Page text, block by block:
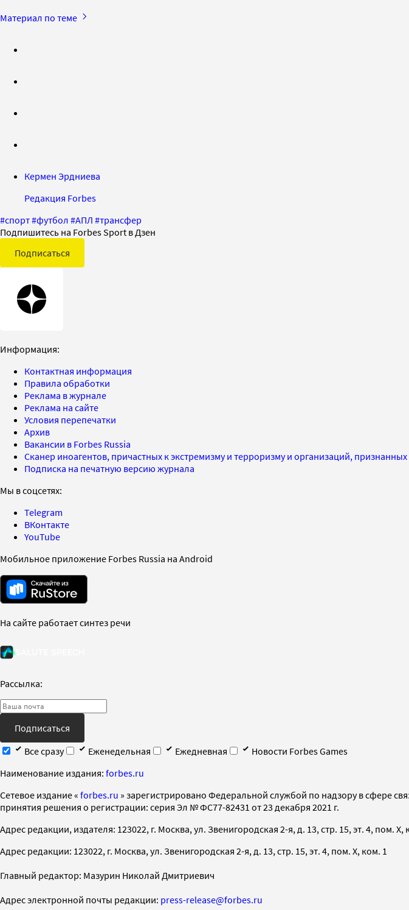
Материал по теме
Кермен Эрдниева
Редакция Forbes
#спорт#футбол #АПЛ #трансфер
Подпишитесь на Forbes Sport в Дзен
Подписаться
Информация:
Контактная информация
Правила обработки
Реклама в журнале
Реклама на сайте
Условия перепечатки
Архив
Вакансии в Forbes Russia
Сканер иноагентов, причастных к экстремизму и терроризму и организаций,
Подписка на печатную версию журнала
Мы в соцсетях:
Telegram
ВКонтакте
YouTube
Мобильное приложение Forbes Russia на Android
На сайте работает синтез речи
Рассылка:
Подписаться
Все сразу
Еженедельная Ежедневная
Новости Forbes Games
Наименование издания: forbes.ru
Cетевое издание « forbes.ru » зарегистрировано Федеральной службой по надзору в сфере
принятия решения о регистрации: серия Эл № ФС77-82431 от 23 декабря 2021 г.
Адрес редакции, издателя: 123022, г. Москва, ул. Звенигородская 2-я, д. 13, стр. 15, эт. 4, пом. X,
Адрес редакции: 123022, г. Москва, ул. Звенигородская 2-я, д. 13, стр. 15, эт. 4, пом. X, ком. 1
Главный редактор: Мазурин Николай Дмитриевич
Адрес электронной почты редакции: press-release@forbes.ru